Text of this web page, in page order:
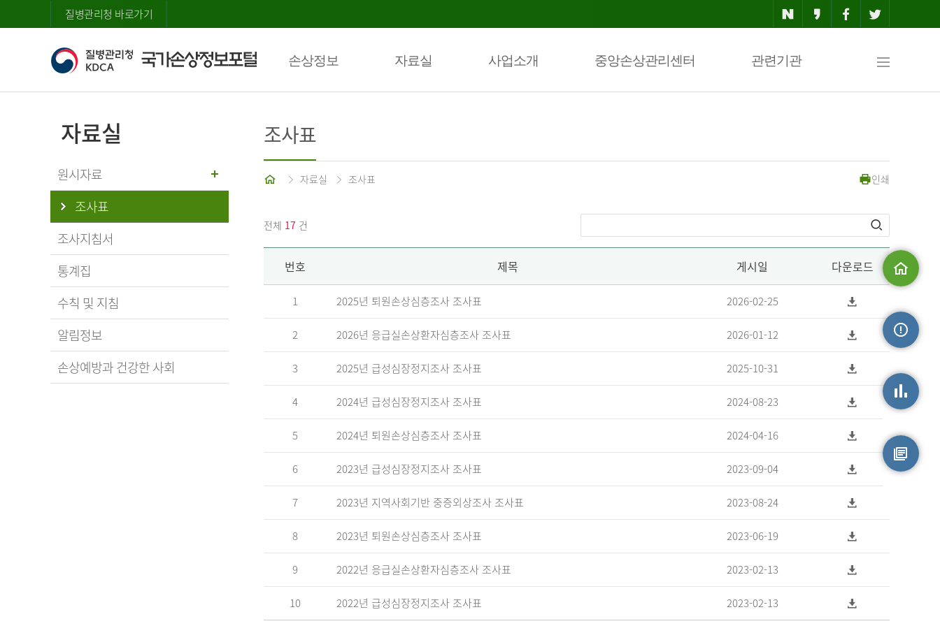
질병관리청 바로가기
손상정보 자료실 사업소개 중앙손상관리센터 관련기관
맵
자료실
원시자료
조사표
조사지침서
통계집
수칙 및 지침
알림정보
손상예방과 건강한 사회
조사표
홈 자료실 조사표 인쇄
전체 17 건
번호 제목 게시일 다운로드
1 2025년 퇴원손상심층조사 조사표 2026-02-25
2 2026년 응급실손상환자심층조사 조사표 2026-01-12
3 2025년 급성심장정지조사 조사표 2025-10-31
4 2024년 급성심장정지조사 조사표 2024-08-23
5 2024년 퇴원손상심층조사 조사표 2024-04-16
6 2023년 급성심장정지조사 조사표 2023-09-04
7 2023년 지역사회기반 중증외상조사 조사표 2023-08-24
8 2023년 퇴원손상심층조사 조사표 2023-06-19
9 2022년 응급실손상환자심층조사 조사표 2023-02-13
10 2022년 급성심장정지조사 조사표 2023-02-13